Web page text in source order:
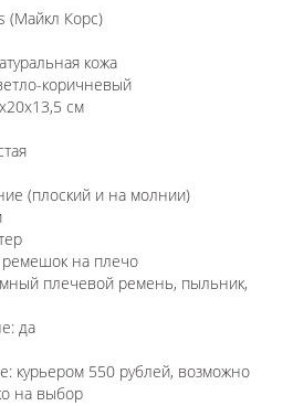
(Майкл Корс)
кожа
коричневый
см
(плоский и на молнии)
ремешок на плечо
плечевой ремень, пыльник,
да
курьером 550 рублей, возможно
на выбор